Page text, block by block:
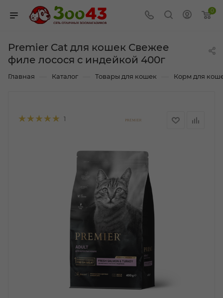
0
Premier Cat для кошек Свежее
филе лосося с индейкой 400г
Главная Каталог Товары для кошек Корм для
1